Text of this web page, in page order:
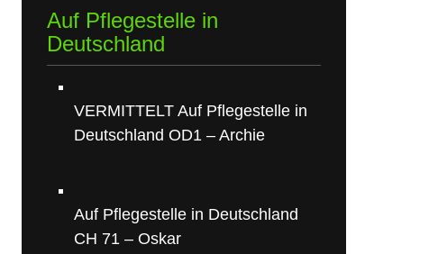
Auf Pflegestelle in
Deutschland
VERMITTELT Auf Pflegestelle in
Deutschland OD1 – Archie
Auf Pflegestelle in Deutschland
CH 71 – Oskar